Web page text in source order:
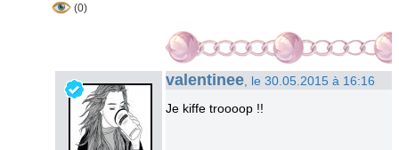
(0)
valentinee , le 30.05.2015 à 16:16
Je kiffe troooop !!